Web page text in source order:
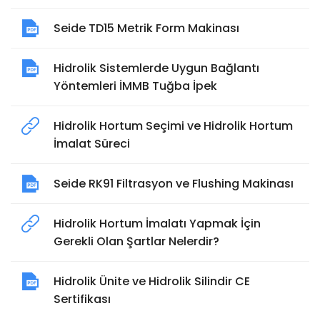
Seide TD15 Metrik Form Makinası
Hidrolik Sistemlerde Uygun Bağlantı
Yöntemleri İMMB Tuğba İpek
Hidrolik Hortum Seçimi ve Hidrolik Hortum
İmalat Süreci
Seide RK91 Filtrasyon ve Flushing Makinası
Hidrolik Hortum İmalatı Yapmak İçin
Gerekli Olan Şartlar Nelerdir?
Hidrolik Ünite ve Hidrolik Silindir CE
Sertifikası